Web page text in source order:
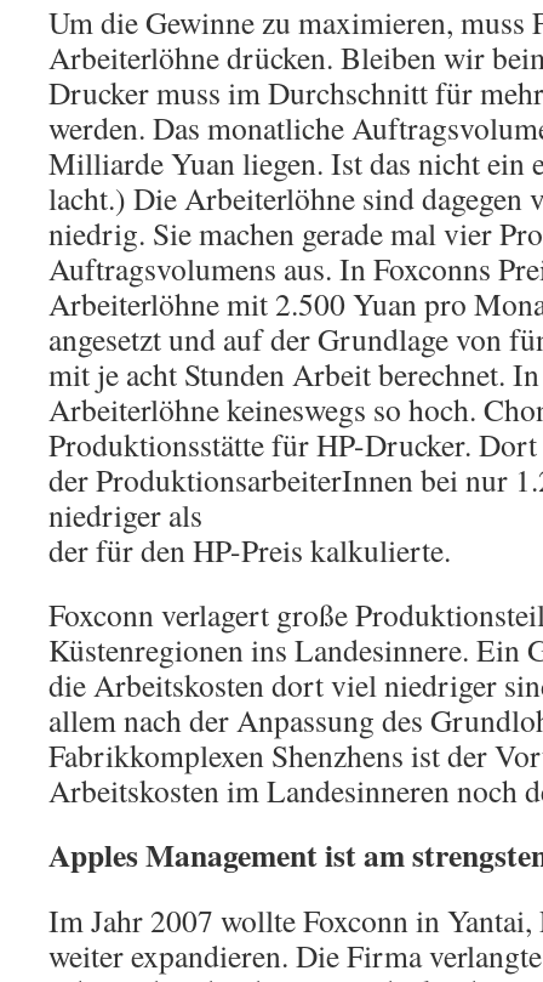
Um die Gewinne zu maximieren, muss
Arbeiterlöhne drücken. Bleiben wir
Drucker muss im Durchschnitt für
werden. Das monatliche
Milliarde Yuan liegen. Ist das nicht ein
lacht.) Die Arbeiterlöhne sind dagegen
niedrig. Sie machen gerade mal vier
Auftragsvolumens aus. In Foxconns
Arbeiterlöhne mit 2.500 Yuan pro
angesetzt und auf der Grundlage von
mit je acht Stunden Arbeit berechnet.
Arbeiterlöhne keineswegs so hoch.
Produktionsstätte für HP-Drucker.
der ProduktionsarbeiterInnen bei nur
niedriger als
der für den HP-Preis kalkulierte.
Foxconn verlagert große
Küstenregionen ins Landesinnere. Ein
die Arbeitskosten dort viel niedriger
allem nach der Anpassung des
Fabrikkomplexen Shenzhens ist der
Arbeitskosten im Landesinneren noch
Apples Management ist am
Im Jahr 2007 wollte Foxconn in
weiter expandieren. Die Firma